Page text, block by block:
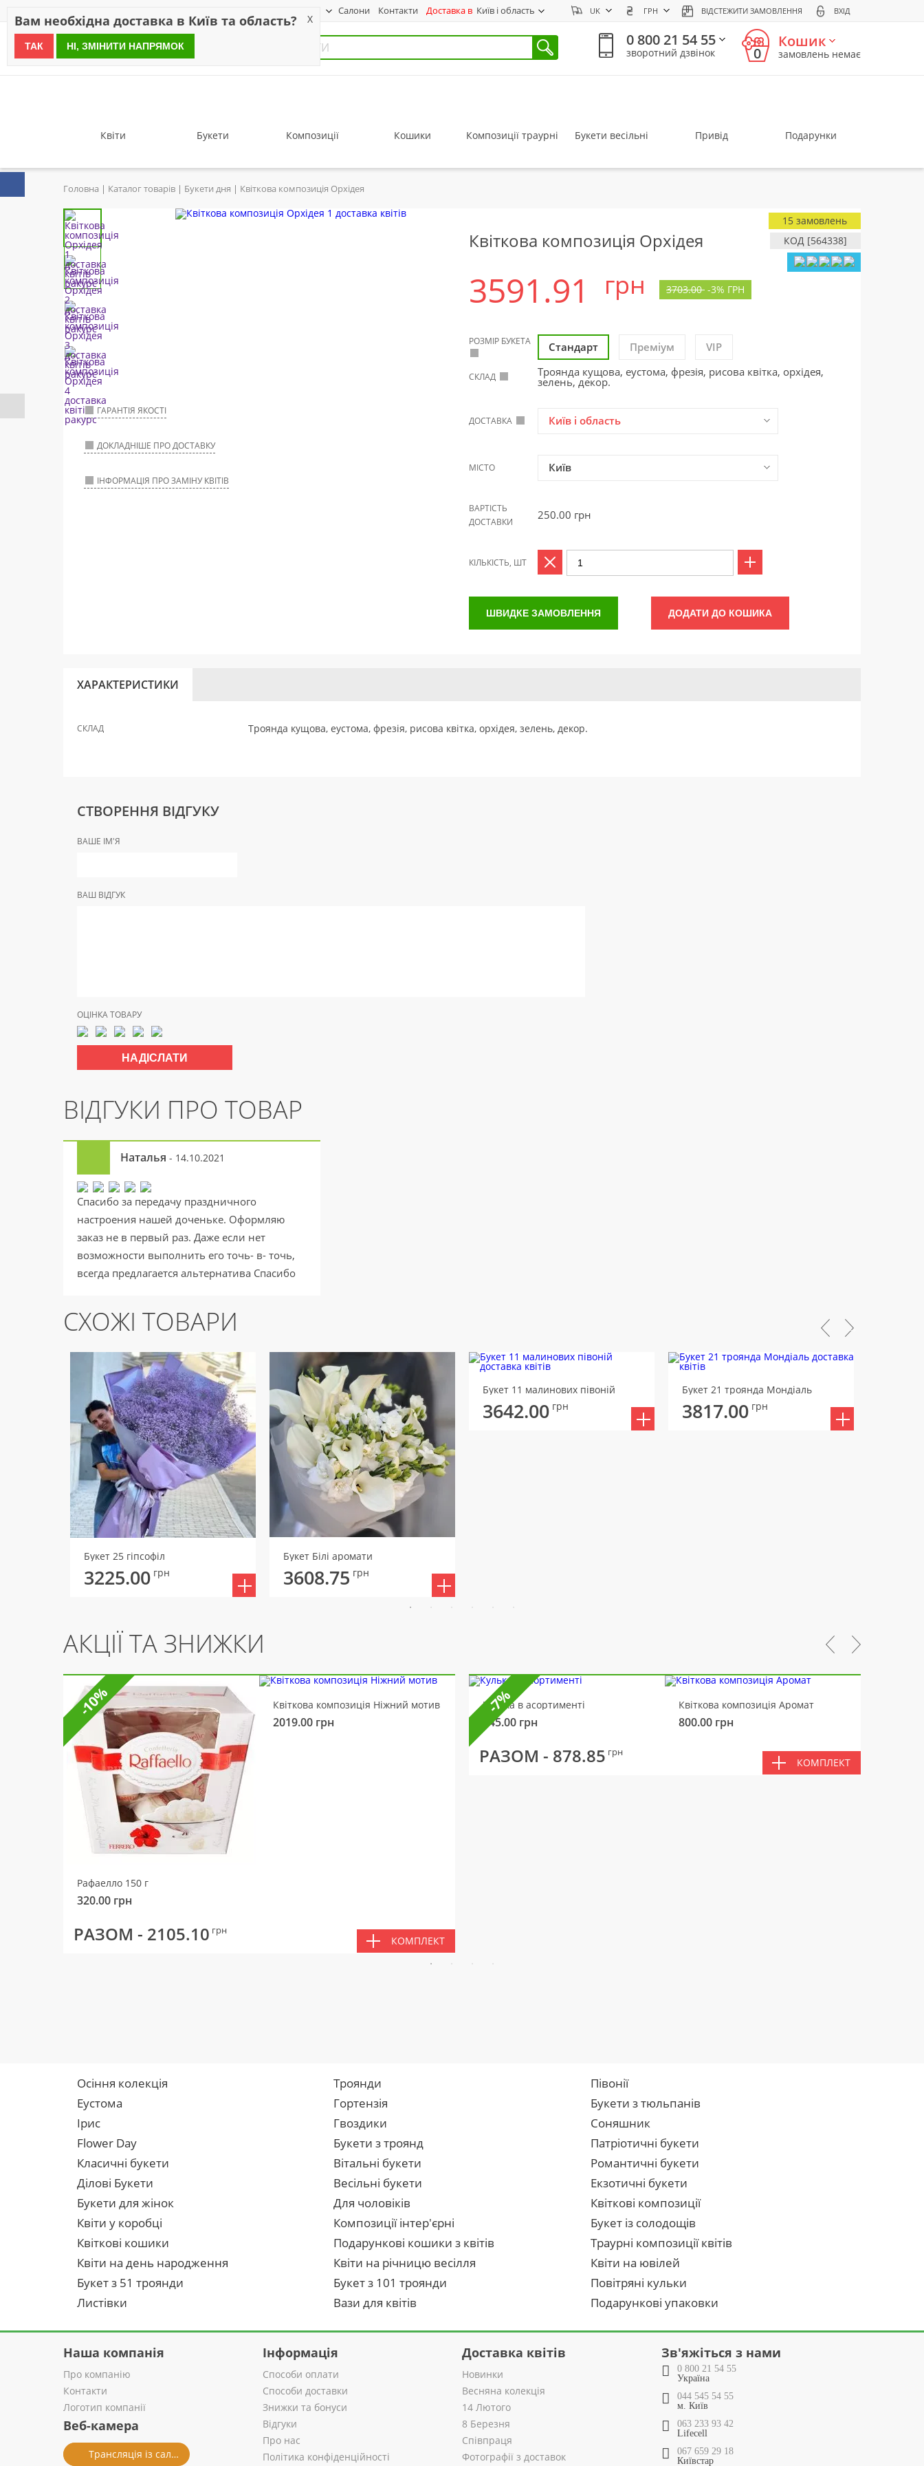
Салони Контакти Доставка в Київ і область UK ГРН ВІДСТЕЖИТИ ЗАМОВЛЕННЯ ВХІД
since 1999
0 800 21 54 55
зворотний дзвінок 0
Кошик
замовлень немає
Квіти Букети Композиції Кошики Композиції траурні Букети весільні Привід Подарунки
Головна Каталог товарів Букети дня Квіткова композиція Орхідея
ГАРАНТІЯ ЯКОСТІ
ДОКЛАДНІШЕ ПРО ДОСТАВКУ
ІНФОРМАЦІЯ ПРО ЗАМІНУ КВІТІВ
Квіткова композиція Орхідея КОД [564338]
15 замовлень
3591.91 грн 3703.00 -3% ГРН
РОЗМІР БУКЕТА Стандарт Преміум VIP
СКЛАД Троянда кущова, еустома, фрезія, рисова квітка, орхідея,
зелень, декор.
ДОСТАВКА Київ і область
МІСТО Київ
ВАРТІСТЬ
ДОСТАВКИ
250.00 грн
КІЛЬКІСТЬ, ШТ
ШВИДКЕ ЗАМОВЛЕННЯ ДОДАТИ ДО КОШИКА
ХАРАКТЕРИСТИКИ
СКЛАД Троянда кущова, еустома, фрезія, рисова квітка, орхідея, зелень, декор.
СТВОРЕННЯ ВІДГУКУ
ВАШЕ ІМ'Я
ВАШ ВІДГУК
ОЦІНКА ТОВАРУ
ВІДГУКИ ПРО ТОВАР
Наталья - 14.10.2021
Спасибо за передачу праздничного
настроения нашей доченьке. Оформляю
заказ не в первый раз. Даже если нет
возможности выполнить его точь- в- точь,
всегда предлагается альтернатива Спасибо
СХОЖІ ТОВАРИ
Букет 25 гіпсофіл
3225.00 грн
Букет Білі аромати
3608.75 грн
Букет 11 малинових півоній
3642.00 грн
Букет 21 троянда Мондіаль
3817.00 грн
АКЦІЇ ТА ЗНИЖКИ
Рафаелло 150 г
320.00 грн
Квіткова композиція Ніжний мотив
2019.00 грн
РАЗОМ - 2105.10 грн
КОМПЛЕКТ
-10% Кулька в асортименті
145.00 грн
Квіткова композиція Аромат
800.00 грн
РАЗОМ - 878.85 грн
КОМПЛЕКТ
-7%
Осіння колекція Троянди
Півонії
Еустома
Гортензія
Букети з тюльпанів
Ірис
Гвоздики
Соняшник
Flower Day
Букети з троянд
Патріотичні букети
Класичні букети
Вітальні букети
Романтичні букети
Ділові Букети
Весільні букети
Екзотичні букети
Букети для жінок
Для чоловіків
Квіткові композиції
Квіти у коробці
Композиції інтер'єрні
Букет із солодощів
Квіткові кошики
Подарункові кошики з квітів
Траурні композиції квітів
Квіти на день народження
Квіти на річницю весілля
Квіти на ювілей
Букет з 51 троянди
Букет з 101 троянди
Повітряні кульки
Листівки
Вази для квітів Подарункові упаковки
Наша компанія
Про компанію
Контакти
Логотип компанії
Веб-камера
Трансляція із салону
Інформація
Способи оплати
Способи доставки
Знижки та бонуси
Відгуки
Про нас
Політика конфіденційності
Доставка квітів
Новинки
Весняна колекція
14 Лютого
8 Березня
Співпраця
Фотографії з доставок
Зв'яжіться з нами
0 800 21 54 55
Україна
044 545 54 55
м. Київ
063 233 93 42
Lifecell
067 659 29 18
Київстар
Вам необхідна доставка в Київ та область? X
ТАК НІ, ЗМІНИТИ НАПРЯМОК